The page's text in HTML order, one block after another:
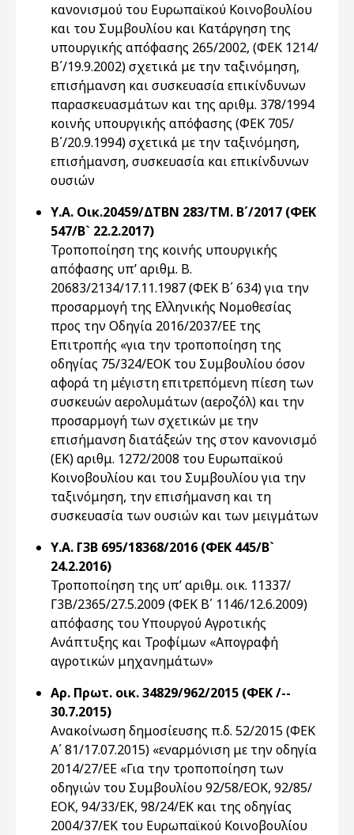
κανονισμού του Ευρωπαϊκού Κοινοβουλίου
και του Συμβουλίου και Κατάργηση της
υπουργικής απόφασης 265/2002, (ΦΕΚ 1214/
Β΄/19.9.2002) σχετικά με την ταξινόμηση,
επισήμανση και συσκευασία επικίνδυνων
παρασκευασμάτων και της αριθμ. 378/1994
κοινής υπουργικής απόφασης (ΦΕΚ 705/
Β΄/20.9.1994) σχετικά με την ταξινόμηση,
επισήμανση, συσκευασία και επικίνδυνων
ουσιών
Υ.Α. Οικ.20459/ΔΤΒΝ 283/ΤΜ. Β΄/2017 (ΦΕΚ
547/Β` 22.2.2017)
Τροποποίηση της κοινής υπουργικής
απόφασης υπ’ αριθμ. Β.
20683/2134/17.11.1987 (ΦΕΚ Β΄ 634) για την
προσαρμογή της Ελληνικής Νομοθεσίας
προς την Οδηγία 2016/2037/ΕΕ της
Επιτροπής «για την τροποποίηση της
οδηγίας 75/324/ΕΟΚ του Συμβουλίου όσον
αφορά τη μέγιστη επιτρεπόμενη πίεση των
συσκευών αερολυμάτων (αεροζόλ) και την
προσαρμογή των σχετικών με την
επισήμανση διατάξεών της στον κανονισμό
(ΕΚ) αριθμ. 1272/2008 του Ευρωπαϊκού
Κοινοβουλίου και του Συμβουλίου για την
ταξινόμηση, την επισήμανση και τη
συσκευασία των ουσιών και των μειγμάτων
Υ.Α. Γ3B 695/18368/2016 (ΦΕΚ 445/Β`
24.2.2016)
Τροποποίηση της υπ’ αριθμ. οικ. 11337/
Γ3Β/2365/27.5.2009 (ΦΕΚ Β΄ 1146/12.6.2009)
απόφασης του Υπουργού Αγροτικής
Ανάπτυξης και Τροφίμων «Απογραφή
αγροτικών μηχανημάτων»
Αρ. Πρωτ. οικ. 34829/962/2015 (ΦΕΚ /--
30.7.2015)
Ανακοίνωση δημοσίευσης π.δ. 52/2015 (ΦΕΚ
Α΄ 81/17.07.2015) «εναρμόνιση με την οδηγία
2014/27/ΕΕ «Για την τροποποίηση των
οδηγιών του Συμβουλίου 92/58/ΕΟΚ, 92/85/
ΕΟΚ, 94/33/ΕΚ, 98/24/ΕΚ και της οδηγίας
2004/37/ΕΚ του Ευρωπαϊκού Κοινοβουλίου